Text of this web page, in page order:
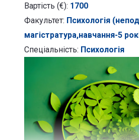
Вартість (€): 1700
Факультет: Психологія
магістратура,навчання-5
Спеціальність: Психологія